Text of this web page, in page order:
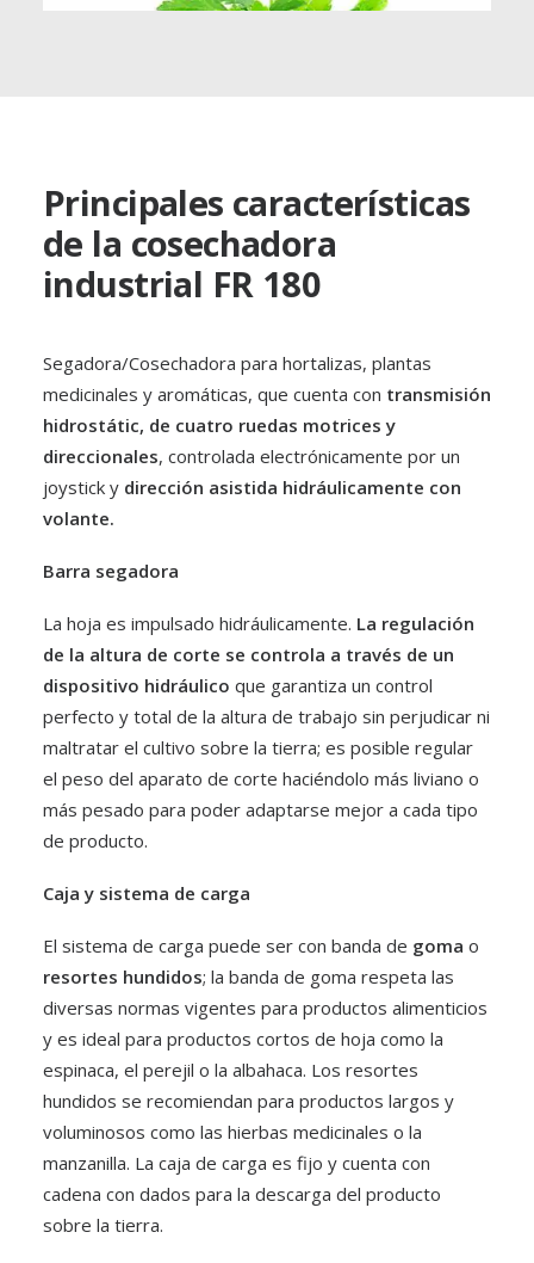
Perejil
HORTALIZAS
Principales características
de la cosechadora
industrial FR 180
Segadora/Cosechadora para hortalizas, plantas
medicinales y aromáticas, que cuenta con transmisión
hidrostátic, de cuatro ruedas motrices y
direccionales, controlada electrónicamente por un
joystick y dirección asistida hidráulicamente con
volante.
Barra segadora
La hoja es impulsado hidráulicamente. La regulación
de la altura de corte se controla a través de un
dispositivo hidráulico que garantiza un control
perfecto y total de la altura de trabajo sin perjudicar ni
maltratar el cultivo sobre la tierra; es posible regular
el peso del aparato de corte haciéndolo más liviano o
más pesado para poder adaptarse mejor a cada tipo
de producto.
Caja y sistema de carga
El sistema de carga puede ser con banda de goma o
resortes hundidos; la banda de goma respeta las
diversas normas vigentes para productos alimenticios
y es ideal para productos cortos de hoja como la
espinaca, el perejil o la albahaca. Los resortes
hundidos se recomiendan para productos largos y
voluminosos como las hierbas medicinales o la
manzanilla. La caja de carga es fijo y cuenta con
cadena con dados para la descarga del producto
sobre la tierra.